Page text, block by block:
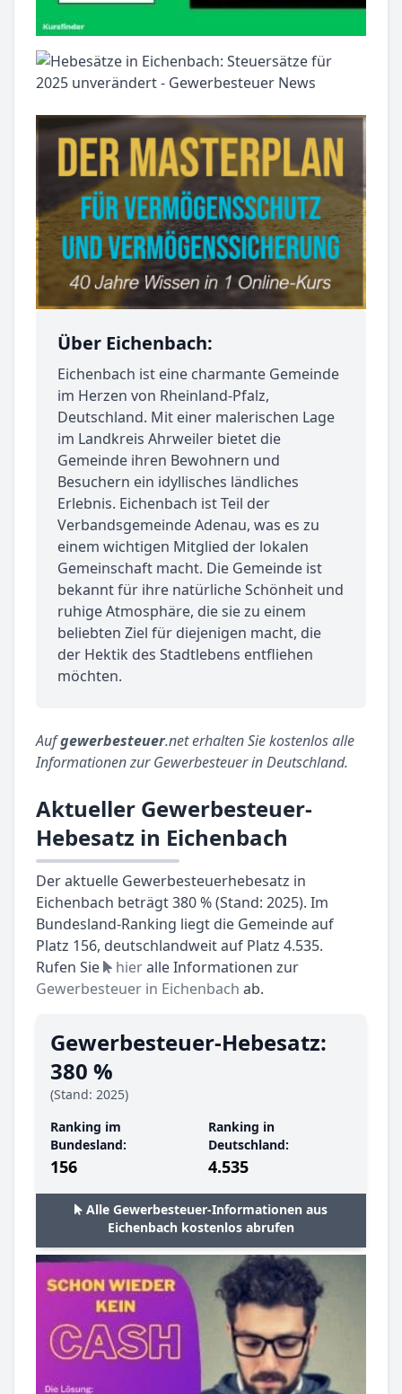
Über Eichenbach:
Eichenbach ist eine charmante Gemeinde
im Herzen von Rheinland-Pfalz,
Deutschland. Mit einer malerischen Lage
im Landkreis Ahrweiler bietet die
Gemeinde ihren Bewohnern und
Besuchern ein idyllisches ländliches
Erlebnis. Eichenbach ist Teil der
Verbandsgemeinde Adenau, was es zu
einem wichtigen Mitglied der lokalen
Gemeinschaft macht. Die Gemeinde ist
bekannt für ihre natürliche Schönheit und
ruhige Atmosphäre, die sie zu einem
beliebten Ziel für diejenigen macht, die
der Hektik des Stadtlebens entfliehen
möchten.
Aufgewerbesteuer.net erhalten Sie kostenlos alle
Informationen zur Gewerbesteuer in Deutschland.
Aktueller Gewerbesteuer-
Hebesatz in Eichenbach
Der aktuelle Gewerbesteuerhebesatz in
Eichenbach beträgt 380 % (Stand: 2025). Im
Bundesland-Ranking liegt die Gemeinde auf
Platz 156, deutschlandweit auf Platz 4.535.
Rufen Sie
hieralle Informationen zur
Gewerbesteuer in Eichenbach ab.
Gewerbesteuer-Hebesatz:
380 %
(Stand: 2025)
Ranking im
Bundesland:
156
Ranking in
Deutschland:
4.535
Alle Gewerbesteuer-Informationen aus
Eichenbach kostenlos abrufen